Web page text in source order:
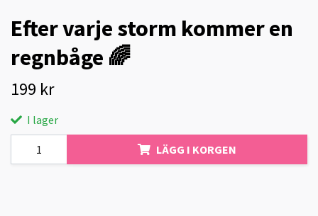
Efter varje storm kommer en
regnbåge 🌈
199 kr
I lager
LÄGG I KORGEN